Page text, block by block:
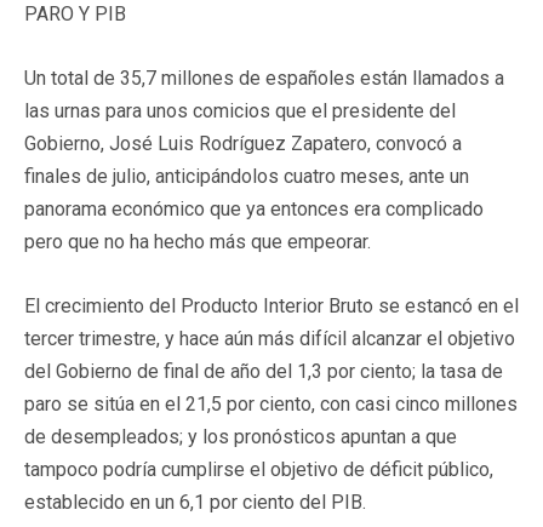
PARO Y PIB
Un total de 35,7 millones de españoles están llamados a
las urnas para unos comicios que el presidente del
Gobierno, José Luis Rodríguez Zapatero, convocó a
finales de julio, anticipándolos cuatro meses, ante un
panorama económico que ya entonces era complicado
pero que no ha hecho más que empeorar.
El crecimiento del Producto Interior Bruto se estancó en el
tercer trimestre, y hace aún más difícil alcanzar el objetivo
del Gobierno de final de año del 1,3 por ciento; la tasa de
paro se sitúa en el 21,5 por ciento, con casi cinco millones
de desempleados; y los pronósticos apuntan a que
tampoco podría cumplirse el objetivo de déficit público,
establecido en un 6,1 por ciento del PIB.